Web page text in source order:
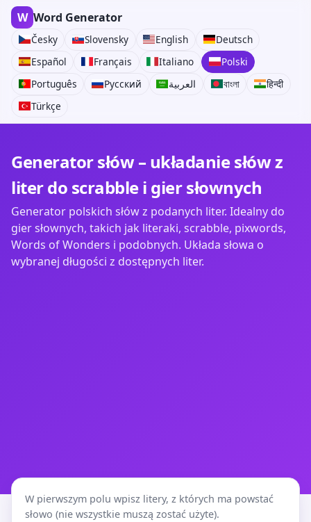
W Word Generator
Česky Slovensky English
Deutsch
Español
Français Italiano
Polski
Português
Русский العربية বাংলা
हिन्दी
Türkçe
Generator słów – układanie słów z
liter do scrabble i gier słownych
Generator polskich słów z podanych liter. Idealny do
gier słownych, takich jak literaki, scrabble, pixwords,
Words of Wonders i podobnych. Układa słowa o
wybranej długości z dostępnych liter.
W pierwszym polu wpisz litery, z których ma powstać
słowo (nie wszystkie muszą zostać użyte).